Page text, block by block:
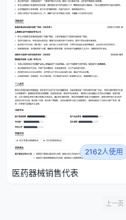
2162人使用
医药器械销售代表
上一页